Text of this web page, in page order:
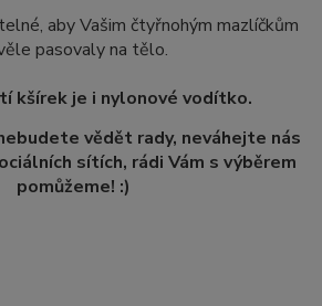
aby Vašim čtyřnohým mazlíčkům
pasovaly na tělo.
kšírek je i nylonové vodítko.
vědět rady, neváhejte nás
sítích, rádi Vám s výběrem
pomůžeme! :)